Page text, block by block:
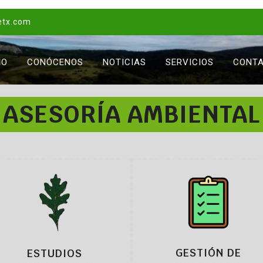
CONÓCENOS NOTICIAS SERVICIOS
ASESORÍA AMBIENTAL
ESTUDIOS
GESTIÓN DE